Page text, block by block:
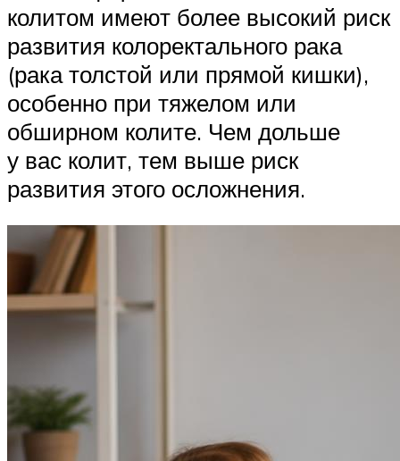
колитом имеют более высокий риск
развития колоректального рака
(рака толстой или прямой кишки),
особенно при тяжелом или
обширном колите. Чем дольше
у вас колит, тем выше риск
развития этого осложнения.